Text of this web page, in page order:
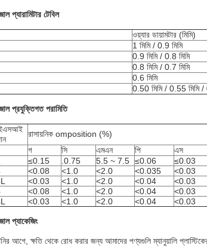
প্যারামিটার টেবিল
ওয়্যার ডায়ামটার (মিমি)
1 মিমি / 0.9 মিমি
0.9 মিমি / 0.8 মিমি
0.8 মিমি / 0.7 মিমি
0.6 মিমি
0.50 মিমি / 0.55 মিমি /
প্রযুক্তিগত পরামিতি
রাসায়নিক omposition (%)
গ
সি এমএন পি এস
≤0.15 .0.75 5.5 ~ 7.5 ≤0.06 ≤0.03
<0.08 <1.0 <2.0 <0.035 <0.03
<0.03 <1.0 <2.0 <0.04 <0.03
<0.08 <1.0 <2.0 <0.04 <0.03
<0.03 <1.0 <2.0 <0.04 <0.03
প্যাকেজিং
আগে, ক্ষতি থেকে রোধ করার জন্য আমাদের পণ্যগুলি ম্যানুয়ালি